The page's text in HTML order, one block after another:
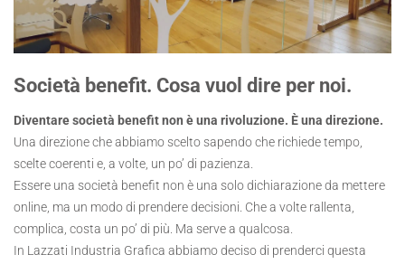
Società benefit. Cosa vuol dire per noi.
Diventare società benefit non è una rivoluzione. È una direzione.
Una direzione che abbiamo scelto sapendo che richiede tempo,
scelte coerenti e, a volte, un po’ di pazienza.
Essere una società benefit non è una solo dichiarazione da mettere
online, ma un modo di prendere decisioni. Che a volte rallenta,
complica, costa un po’ di più. Ma serve a qualcosa.
In Lazzati Industria Grafica abbiamo deciso di prenderci questa